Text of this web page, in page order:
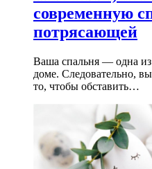
современную
потрясающей
Ваша спальня — одна
доме. Следовательно,
то, чтобы обставить…